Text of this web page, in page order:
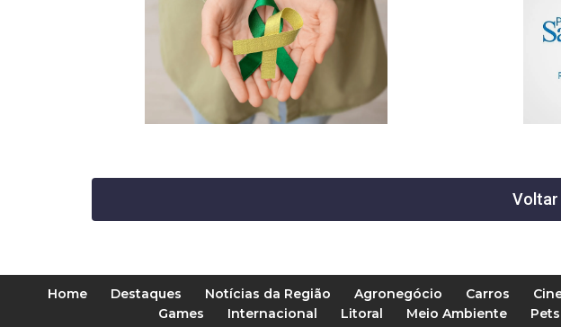
Voltar
Home Destaques Notícias da Região Agronegócio Carros
Games
Internacional Litoral Meio Ambiente Pets